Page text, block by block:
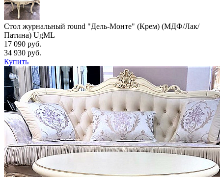
Стол журнальный round "Дель-Монте" (Крем) (МДФ/Лак/
Патина) UgML
17 090 руб.
34 930 руб.
Купить